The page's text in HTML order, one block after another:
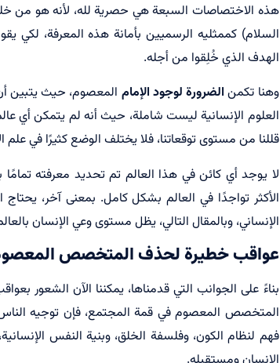
هذه الاختصاصات السبعة هي حصرية لله، لأنه هو من
السلام) كممثليه الرسميين بأمانة هذه المعرفة، لكي
الهدف الذي خُلِقوا من أجله.
وهنا تكمن الضرورة لوجود الإمام المعصوم، حيث يتبين أن
العلوم الإنسانية ليست شاملة، حيث أنه لم يتمكن أي
قللنا من مستوى توقعاتنا، فلا يختلف الوضع كثيرًا في علم
لا يوجد أي كائن في هذا العالم تم تحديد معرفته تمامًا
الأكثر تواجدًا في العالم بشكل كامل. بمعنى آخر،
الإنساني، وبالمقال التالي، يظل مستوى وعي الإنسان
عواقب خطيرة لحذف المتخصص
بناءً على الجوانب التي قدمناها، يمكننا الآن
المتخصص المعصوم في قمة المجتمع، فإن توجيه
فهم لنظام الكون، وفلسفة الخلق، وبنية النفس